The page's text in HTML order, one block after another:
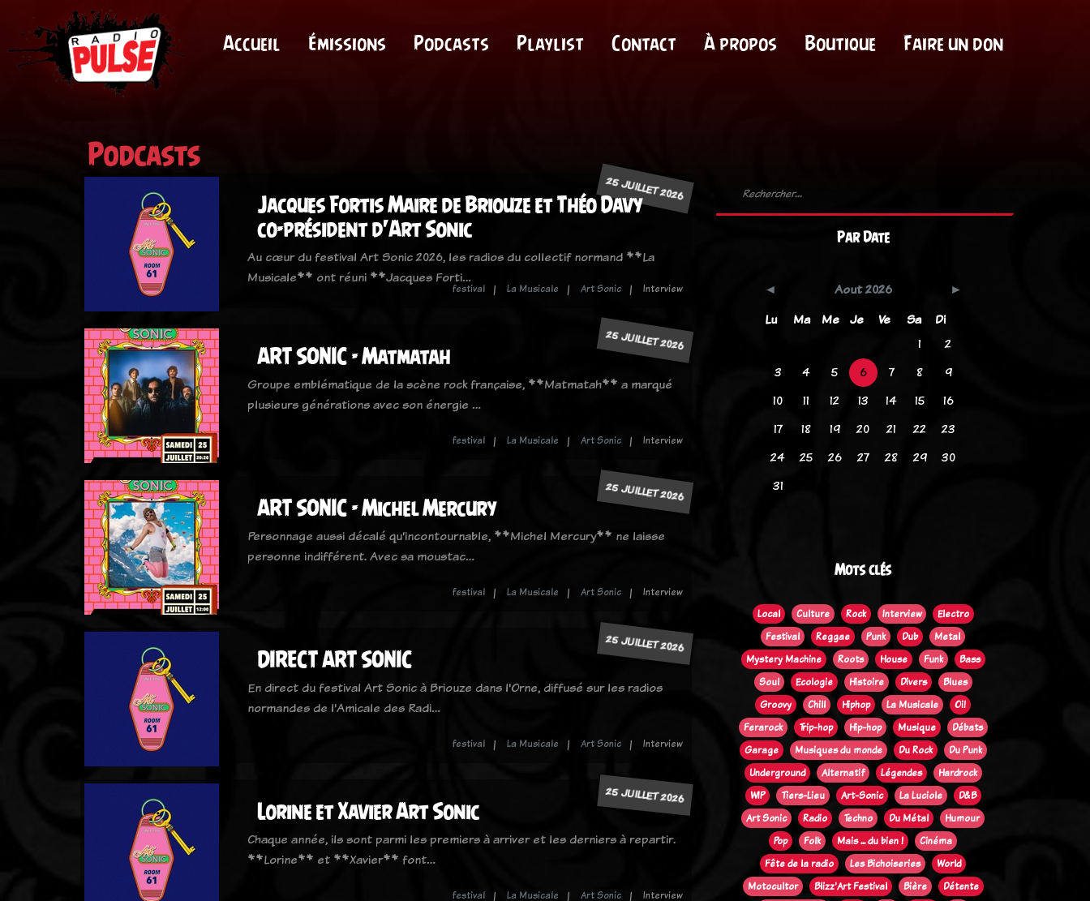
Accueil Émissions Podcasts Playlist Contact À propos Boutique Faire un don
Podcasts
25 JUILLET 2026
Jacques Fortis Maire de Briouze et Théo Davy
co-président d'Art Sonic
Au cœur du festival Art Sonic 2026, les radios du collectif normand **La
Musicale** ont réuni **Jacques Forti…
festival La Musicale Art Sonic Interview
25 JUILLET 2026
ART SONIC - Matmatah
Groupe emblématique de la scène rock française, **Matmatah** a marqué
plusieurs générations avec son énergie …
festival La Musicale Art Sonic Interview
25 JUILLET 2026
ART SONIC - Michel Mercury
Personnage aussi décalé qu'incontournable, **Michel Mercury** ne laisse
personne indifférent. Avec sa moustac…
festival La Musicale Art Sonic Interview
25 JUILLET 2026
DIRECT ART SONIC
En direct du festival Art Sonic à Briouze dans l'Orne, diffusé sur les radios
normandes de l'Amicale des Radi…
festival La Musicale Art Sonic Interview
25 JUILLET 2026
Lorine et Xavier Art Sonic
Chaque année, ils sont parmi les premiers à arriver et les derniers à repartir.
**Lorine** et **Xavier** font…
festival La Musicale Art Sonic Interview
Par Date
Aout 2026
Lu
Ma Me Je Ve Sa
Di
1
2
3
4 5 6 7 8
9
10
11 12 13 14 15
16
17
18 19 20 21 22
23
24
25 26 27 28 29
30
31
Mots clés
Local Culture Rock Interview
Electro
Festival
Reggae Punk Dub
Metal
Mystery Machine
Roots House Funk
Bass
Soul
Ecologie Histoire Divers
Blues
Groovy
Chill Hiphop La Musicale
Oi!
Ferarock
Trip-hop Hip-hop Musique
Débats
Garage
Musiques du monde Du Rock
Du Punk
Underground
Alternatif Légendes
Hardrock
WIP
Tiers-Lieu Art-Sonic La Luciole
D&B
Art Sonic
Radio Techno Du Métal
Humour
Pop
Folk Mais ... du bien !
Cinéma
Fête de la radio
Les Bichoiseries
World
Motocultor
Blizz'Art Festival Bière
Détente